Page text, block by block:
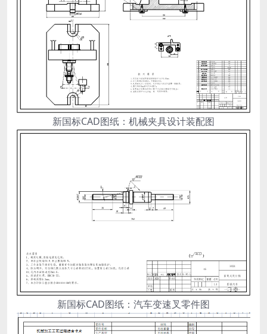
新国标CAD图纸：机械夹具设计装配图
新国标CAD图纸：汽车变速叉零件图